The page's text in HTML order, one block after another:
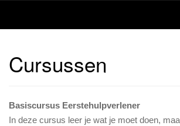
Cursussen
Basiscursus Eerstehulpverlener
In deze cursus leer je wat je moet doen,